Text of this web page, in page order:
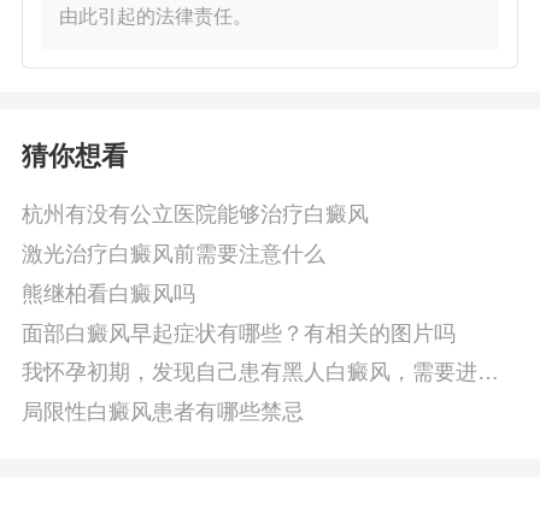
由此引起的法律责任。
猜你想看
杭州有没有公立医院能够治疗白癜风
激光治疗白癜风前需要注意什么
熊继柏看白癜风吗
面部白癜风早起症状有哪些？有相关的图片吗
我怀孕初期，发现自己患有黑人白癜风，需要进行
怀孕检查吗
局限性白癜风患者有哪些禁忌